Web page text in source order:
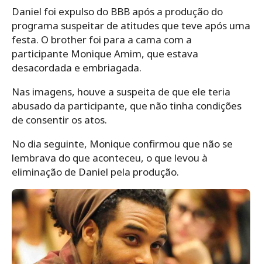
Daniel foi expulso do BBB após a produção do
programa suspeitar de atitudes que teve após uma
festa. O brother foi para a cama com a
participante Monique Amim, que estava
desacordada e embriagada.
Nas imagens, houve a suspeita de que ele teria
abusado da participante, que não tinha condições
de consentir os atos.
No dia seguinte, Monique confirmou que não se
lembrava do que aconteceu, o que levou à
eliminação de Daniel pela produção.